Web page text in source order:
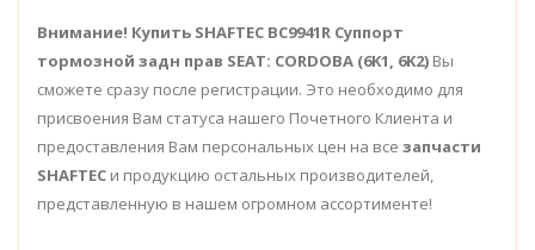
Внимание! Купить SHAFTEC BC9941R Суппорт
тормозной задн прав SEAT: CORDOBA (6K1, 6K2) Вы
сможете сразу после регистрации. Это необходимо для
присвоения Вам статуса нашего Почетного Клиента и
предоставления Вам персональных цен на все запчасти
SHAFTEC и продукцию остальных производителей,
представленную в нашем огромном ассортименте!